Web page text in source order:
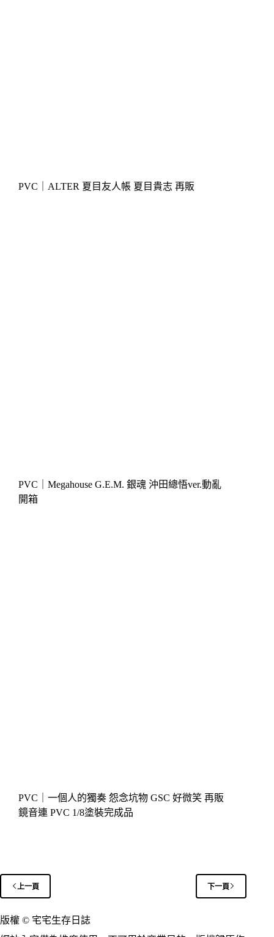
PVC｜ALTER 夏目友人帳 夏目貴志 再販
PVC｜Megahouse G.E.M. 銀魂 沖田總悟ver.動亂
開箱
PVC｜一個人的獨奏 怨念坑物 GSC 好微笑 再販
鏡音連 PVC 1/8塗裝完成品
上一頁 下一頁
版權 © 宅宅生存日誌